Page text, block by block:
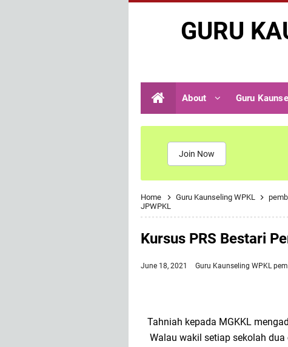
GURU
About Guru
Join Now
Home Guru Kaunseling WPKL
JPWPKL
Kursus PRS Bestari
June 18, 2021 Guru Kaunseling WPKL
Tahniah kepada MGKKL
Walau wakil setiap sekolah